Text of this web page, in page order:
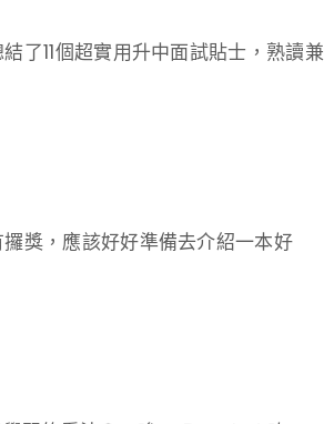
了11個超實用升中面試貼士，熟讀兼
獎，應該好好準備去介紹一本好